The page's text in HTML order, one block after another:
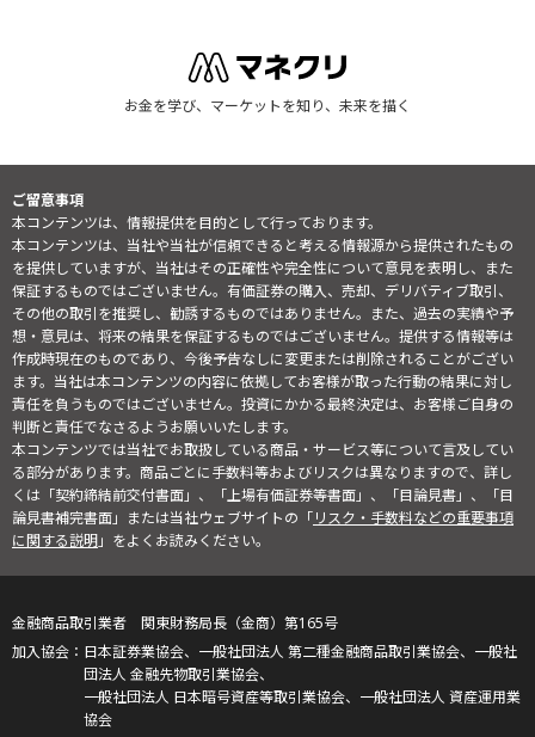
お金を学び、マーケットを知り、未来を描く
ご留意事項
本コンテンツは、情報提供を目的として行っております。
本コンテンツは、当社や当社が信頼できると考える情報源から提供されたもの
を提供していますが、当社はその正確性や完全性について意見を表明し、また
保証するものではございません。有価証券の購入、売却、デリバティブ取引、
その他の取引を推奨し、勧誘するものではありません。また、過去の実績や予
想・意見は、将来の結果を保証するものではございません。提供する情報等は
作成時現在のものであり、今後予告なしに変更または削除されることがござい
ます。当社は本コンテンツの内容に依拠してお客様が取った行動の結果に対し
責任を負うものではございません。投資にかかる最終決定は、お客様ご自身の
判断と責任でなさるようお願いいたします。
本コンテンツでは当社でお取扱している商品・サービス等について言及してい
る部分があります。商品ごとに手数料等およびリスクは異なりますので、詳し
くは「契約締結前交付書面」、「上場有価証券等書面」、「目論見書」、「目
論見書補完書面」または当社ウェブサイトの「リスク・手数料などの重要事項
に関する説明」をよくお読みください。
金融商品取引業者 関東財務局長（金商）第165号
日本証券業協会、一般社団法人 第二種金融商品取引業協会、一般社
団法人 金融先物取引業協会、
一般社団法人 日本暗号資産等取引業協会、一般社団法人 資産運用業
協会